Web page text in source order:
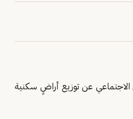
الاجتماعي عن توزيع أراضٍ سكنية